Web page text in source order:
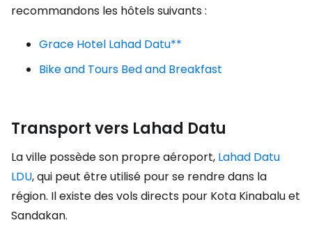
recommandons les hôtels suivants :
Grace Hotel Lahad Datu**
Bike and Tours Bed and Breakfast
Transport vers Lahad Datu
La ville possède son propre aéroport, Lahad Datu
LDU, qui peut être utilisé pour se rendre dans la
région. Il existe des vols directs pour Kota Kinabalu et
Sandakan.